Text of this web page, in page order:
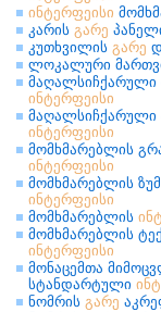
ინტერფეისი
კარის გარე
კუთხვილის გარე
ლოკალური
მაღალსიჩქარული
ინტერფეისი
ინტერფეისი
მომხმარებლის
ინტერფეისი
მომხმარებლის
ინტერფეისი
მომხმარებლის
მომხმარებლის
ინტერფეისი
მონაცემთა
სტანდარტული
ნომრის გარე